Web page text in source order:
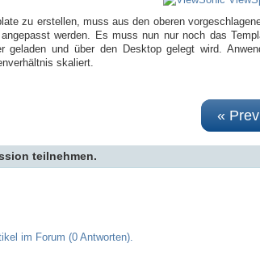
zu erstellen, muss aus den oberen
werden. Es muss nun nur noch das
geladen und über den Desktop gelegt wird.
skaliert.
« Prev
teilnehmen.
im Forum (0 Antworten).